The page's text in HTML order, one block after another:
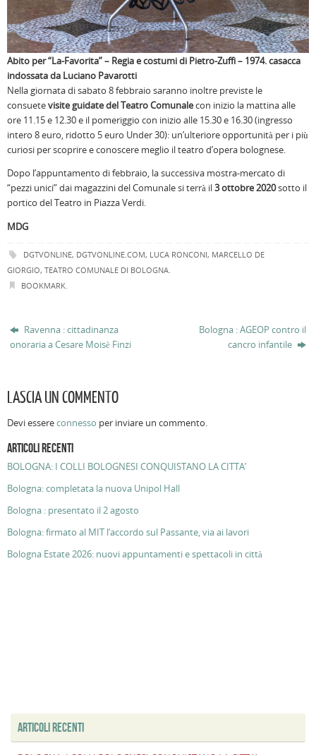
Abito per “La-Favorita” – Regia e costumi di Pietro-Zuffi – 1974. casacca
indossata da Luciano Pavarotti
Nella giornata di sabato 8 febbraio saranno inoltre previste le
consuetevisite guidatedel Teatro Comunalecon inizio la mattina alle
ore 11.15 e 12.30 e il pomeriggio con inizio alle 15.30 e 16.30 (ingresso
intero 8 euro, ridotto 5 euro Under 30): un’ulteriore opportunità per i più
curiosi per scoprire e conoscere meglio il teatro d’opera bolognese.
Dopo l’appuntamento di febbraio, la successiva mostra-mercato di
“pezzi unici” dai magazzini del Comunale si terrà il3 ottobre 2020sotto il
portico del Teatro in Piazza Verdi.
MDG
DGTVONLINE, DGTVONLINE.COM, LUCA RONCONI, MARCELLO DE
GIORGIO, TEATRO COMUNALE DI BOLOGNA
BOOKMARK.
Ravenna : cittadinanza
onoraria a Cesare Moisè Finzi
Bologna : AGEOP contro il
cancro infantile
LASCIA UN COMMENTO
Devi essereconnesso per inviare un commento.
ARTICOLI RECENTI
BOLOGNA: I COLLI BOLOGNESI CONQUISTANO LA CITTA’
Bologna: completata la nuova Unipol Hall
Bologna : presentato il 2 agosto
Bologna: firmato al MIT l’accordo sul Passante, via ai lavori
Bologna Estate 2026: nuovi appuntamenti e spettacoli in città
ARTICOLI RECENTI